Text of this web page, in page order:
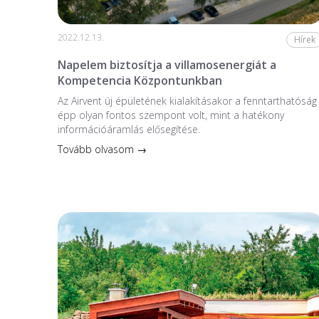
2022.12.13. Hírek
Napelem biztosítja a villamosenergiát a
Kompetencia Központunkban
Az Airvent új épületének kialakításakor a fenntarthatóság
épp olyan fontos szempont volt, mint a hatékony
információáramlás elősegítése.
Tovább olvasom →